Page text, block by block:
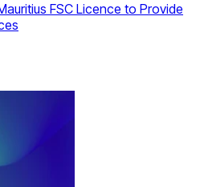
FSC Licence to Provide